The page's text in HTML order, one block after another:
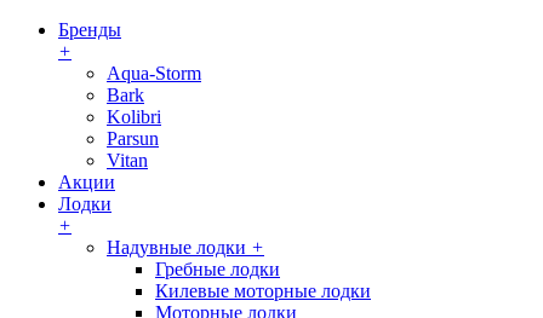
Бренды
+
Aqua-Storm
Bark
Kolibri
Parsun
Vitan
Акции
Лодки
+
Надувные лодки +
Гребные лодки
Килевые моторные лодки
Моторные лодки